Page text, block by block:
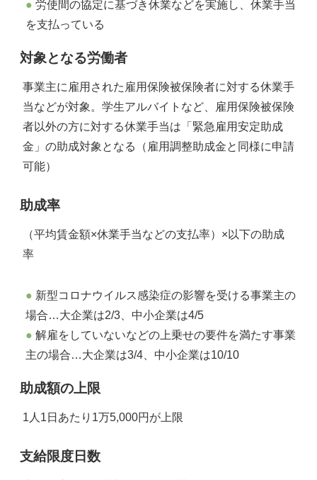
労使間の協定に基づき休業などを実施し、休業手当
を支払っている
対象となる労働者
事業主に雇用された雇用保険被保険者に対する休業手
当などが対象。学生アルバイトなど、雇用保険被保険
者以外の方に対する休業手当は「緊急雇用安定助成
金」の助成対象となる（雇用調整助成金と同様に申請
可能）
助成率
（平均賃金額×休業手当などの支払率）×以下の助成
率
新型コロナウイルス感染症の影響を受ける事業主の
場合…大企業は2/3、中小企業は4/5
解雇をしていないなどの上乗せの要件を満たす事業
主の場合…大企業は3/4、中小企業は10/10
助成額の上限
1人1日あたり1万5,000円が上限
支給限度日数